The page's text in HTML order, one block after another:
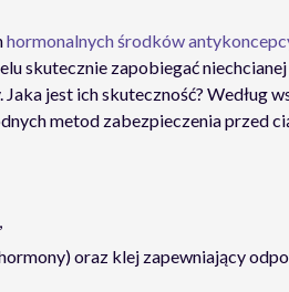
hormonalnych środków
skutecznie zapobiegać
jest ich skuteczność? Według
metod zabezpieczenia przed
oraz klej zapewniający